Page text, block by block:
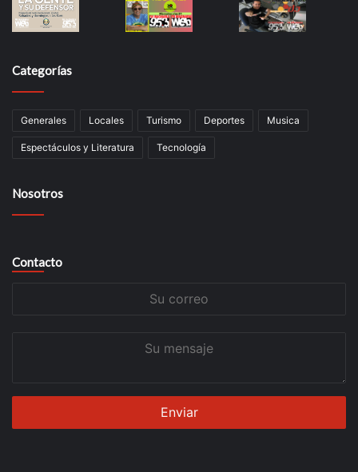
Categorías
Generales Locales Turismo Deportes Musica
Espectáculos y Literatura Tecnología
Nosotros
Contacto